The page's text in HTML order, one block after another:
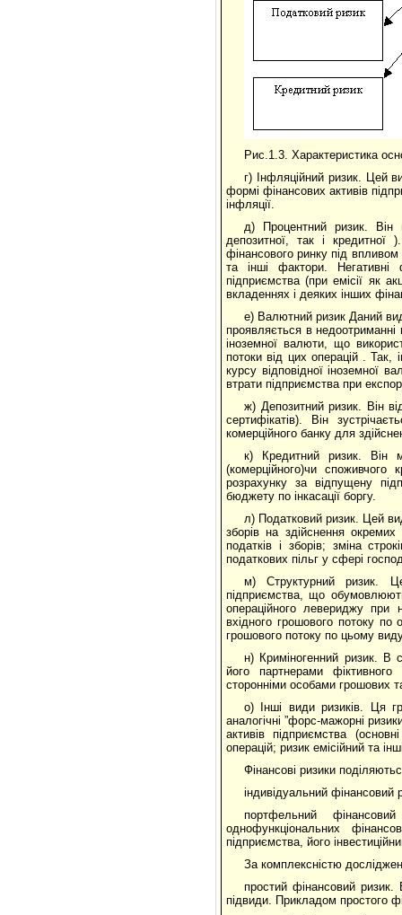
Рис.1.3. Характеристика
г) Інфляційний ризик. Цей
формі фінансових активів
інфляції.
д) Процентний ризик. Він
депозитної, так і кредитної
фінансового ринку під
та інші фактори. Негативні
підприємства (при емісії як
вкладеннях і деяких інших
е) Валютний ризик Даний
проявляється в недоотриманні
іноземної валюти, що
потоки від цих операцій . Так,
курсу відповідної іноземної
втрати підприємства при
ж) Депозитний ризик. Він
сертифікатів). Він
комерційного банку для
к) Кредитний ризик. Він
(комерційного)чи
розрахунку за відпущену
бюджету по інкасації боргу.
л) Податковий ризик. Цей
зборів на здійснення окремих
податків і зборів; зміна
податкових пільг у сфері
м) Структурний ризик.
підприємства, що
операційного левериджу при
вхідного грошового потоку по
грошового потоку по цьому
н) Криміногенний ризик. В
його партнерами
сторонніми особами грошових
о) Інші види ризиків. Ця
аналогічні ”форс-мажорні
активів підприємства
операцій; ризик емісійний та
Фінансові ризики
індивідуальний
портфельний
однофункціональних
підприємства, його
За комплексністю
простий фінансовий ризик.
підвиди. Прикладом простого